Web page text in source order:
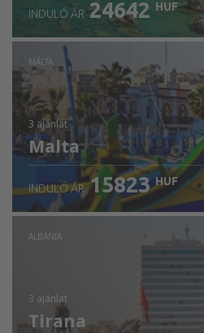
INDULÓ ÁR 24642 HUF
MÁLTA
3 ajánlat
Malta
INDULÓ ÁR 15823 HUF
ALBÁNIA
3 ajánlat
Tirana